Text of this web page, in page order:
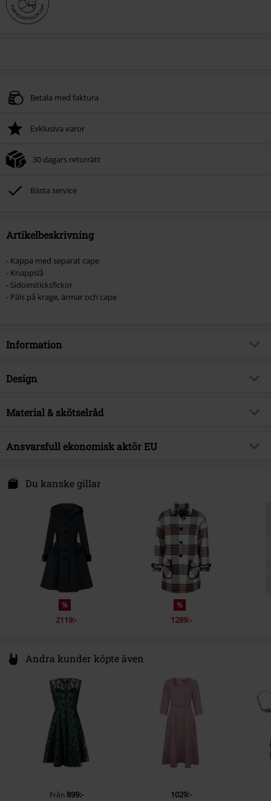
Betala med faktura
Exklusiva varor
30 dagars returrätt
Bästa service
Artikelbeskrivning
- Kappa med separat cape
- Knappslå
- Sidoinsticksfickor
- Päls på krage, ärmar och cape
Information
Artikelnummer
Brand
Releasedatum
16/10/2024
Design
Produkttyp
Stängning
Knappgylf
Material & skötselråd
Yttermaterial
90% polyester, 8% viskos, 2%
elastan
Certifiering
Ansvarsfull ekonomisk aktör EU
Hemmerichstr. 1
info@popsoda.co.uk
Du kanske gillar
%
2119:-
%
1289:-
Andra kunder köpte även
Från 899:- 1029:-